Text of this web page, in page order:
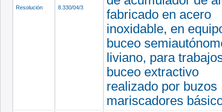
Resolución 8.330/04/3
fabricado en acero
inoxidable, en
buceo
liviano, para
buceo extractivo
realizado por buzos
mariscadores